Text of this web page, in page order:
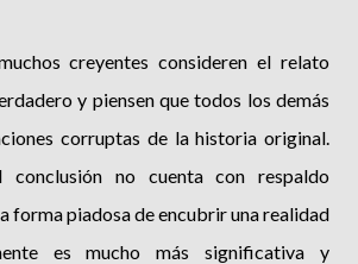
creyentes consideren el relato
y piensen que todos los demás
corruptas de la historia original.
conclusión no cuenta con respaldo
forma piadosa de encubrir una realidad
es mucho más significativa y